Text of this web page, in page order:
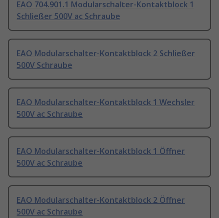
EAO 704.901.1 Modularschalter-Kontaktblock 1
Schließer 500V ac Schraube
EAO Modularschalter-Kontaktblock 2 Schließer
500V Schraube
EAO Modularschalter-Kontaktblock 1 Wechsler
500V ac Schraube
EAO Modularschalter-Kontaktblock 1 Öffner
500V ac Schraube
EAO Modularschalter-Kontaktblock 2 Öffner
500V ac Schraube